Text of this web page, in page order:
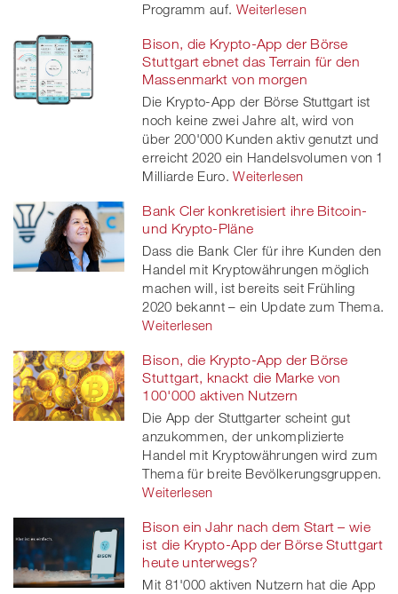
Programm auf. Weiterlesen
Bison, die Krypto-App der Börse
Stuttgart ebnet das Terrain für den
Massenmarkt von morgen
Die Krypto-App der Börse Stuttgart ist
noch keine zwei Jahre alt, wird von
über 200'000 Kunden aktiv genutzt und
erreicht 2020 ein Handelsvolumen von 1
Milliarde Euro. Weiterlesen
Bank Cler konkretisiert ihre Bitcoin-
und Krypto-Pläne
Dass die Bank Cler für ihre Kunden den
Handel mit Kryptowährungen möglich
machen will, ist bereits seit Frühling
2020 bekannt – ein Update zum Thema.
Weiterlesen
Bison, die Krypto-App der Börse
Stuttgart, knackt die Marke von
100'000 aktiven Nutzern
Die App der Stuttgarter scheint gut
anzukommen, der unkomplizierte
Handel mit Kryptowährungen wird zum
Thema für breite Bevölkerungsgruppen.
Weiterlesen
Bison ein Jahr nach dem Start – wie
ist die Krypto-App der Börse Stuttgart
heute unterwegs?
Mit 81'000 aktiven Nutzern hat die App